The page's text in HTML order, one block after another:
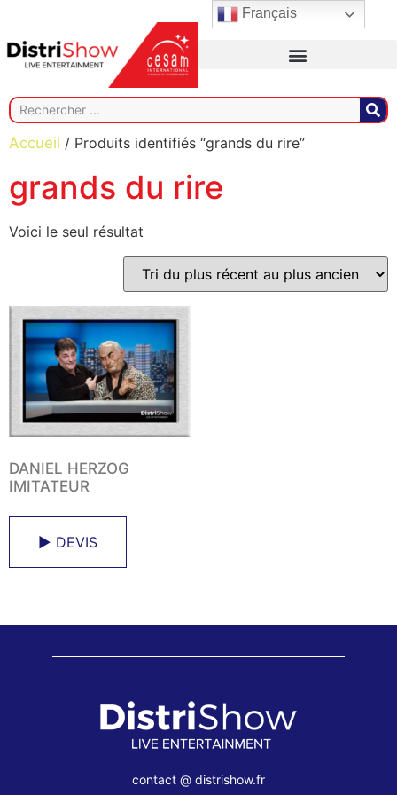
Accueil / Produits identifiés “grands du rire”
grands du rire
Voici le seul résultat
DANIEL HERZOG
IMITATEUR
► DEVIS
contact @ distrishow.fr
Français